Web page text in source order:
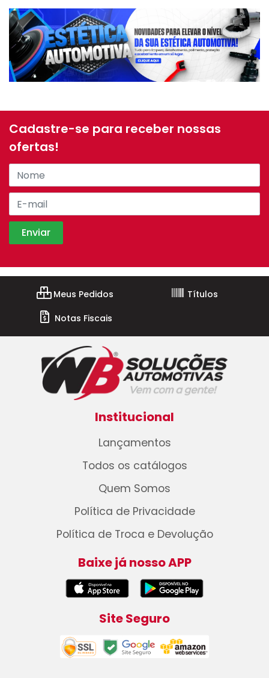
Cadastre-se para receber nossas
ofertas!
Meus Pedidos
Títulos
Notas Fiscais
Institucional
Lançamentos
Todos os catálogos
Quem Somos
Política de Privacidade
Política de Troca e Devolução
Baixe já nosso APP
Site Seguro